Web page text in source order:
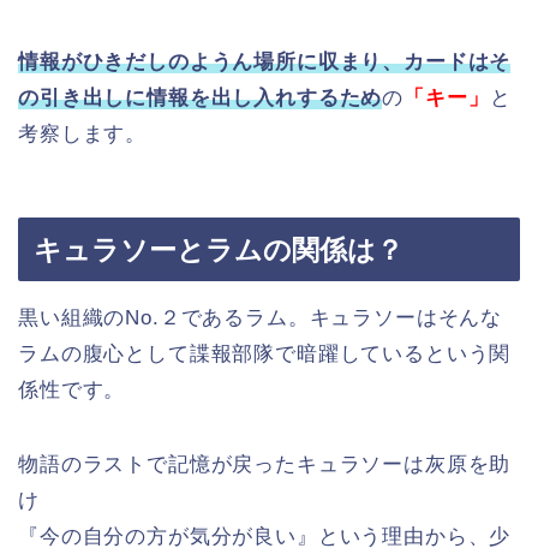
情報がひきだしのようん場所に収まり、カードはそ
の引き出しに情報を出し入れするための 「キー」
と
考察します。
キュラソーとラムの関係は？
黒い組織のNo.２であるラム。キュラソーはそんな
ラムの腹心として諜報部隊で暗躍しているという関
係性です。
物語のラストで記憶が戻ったキュラソーは灰原を助
け
『今の自分の方が気分が良い』という理由から、少